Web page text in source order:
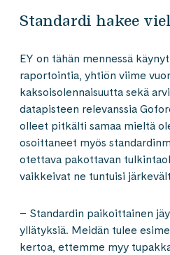
Standardi hakee
EY on tähän mennessä
raportointia, yhtiön viime
kaksoisolennaisuutta sekä
datapisteen relevanssia
olleet pitkälti samaa mieltä
osoittaneet myös
otettava pakottavan
vaikkeivat ne tuntuisi
– Standardin paikoittainen
yllätyksiä. Meidän tulee
kertoa, ettemme myy